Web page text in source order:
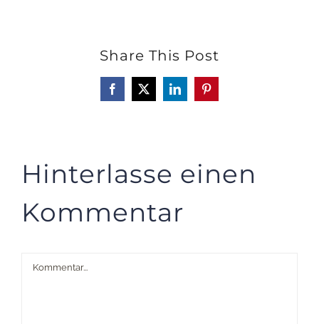
Share This Post
Facebook
X LinkedInPinterest
Hinterlasse einen
Kommentar
Kommentar